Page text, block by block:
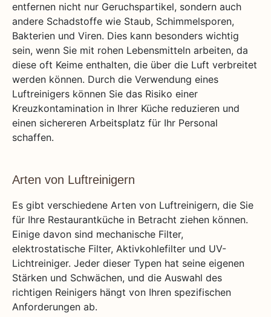
entfernen nicht nur Geruchspartikel, sondern auch
andere Schadstoffe wie Staub, Schimmelsporen,
Bakterien und Viren. Dies kann besonders wichtig
sein, wenn Sie mit rohen Lebensmitteln arbeiten, da
diese oft Keime enthalten, die über die Luft verbreitet
werden können. Durch die Verwendung eines
Luftreinigers können Sie das Risiko einer
Kreuzkontamination in Ihrer Küche reduzieren und
einen sichereren Arbeitsplatz für Ihr Personal
schaffen.
Arten von Luftreinigern
Es gibt verschiedene Arten von Luftreinigern, die Sie
für Ihre Restaurantküche in Betracht ziehen können.
Einige davon sind mechanische Filter,
elektrostatische Filter, Aktivkohlefilter und UV-
Lichtreiniger. Jeder dieser Typen hat seine eigenen
Stärken und Schwächen, und die Auswahl des
richtigen Reinigers hängt von Ihren spezifischen
Anforderungen ab.